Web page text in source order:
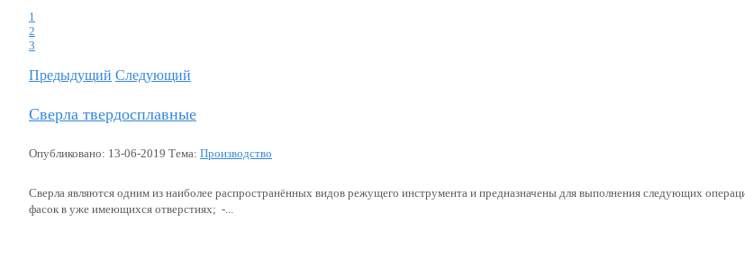
1
2
3
Предыдущий Следующий
Сверла твердосплавные
Опубликовано: 13-06-2019 Тема: Производство
Сверла являются одним из наиболее распространённых видов режущего инструмента и предназначены для выполнения следующих
фасок в уже имеющихся отверстиях; -...